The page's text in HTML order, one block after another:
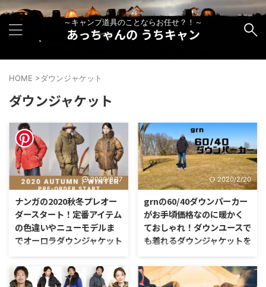
～キャンプ道具のことならお任せ？！～
あっちゃんの うちキャン
HOME >ダウンジャケット
ダウンジャケット
2020/8/17
ナンガの2020秋冬プレオー
ダースタート！定番アイテム
の色違いやニューモデルま
でオーロラダウンジャケット
ちにチェックして予約して
おこう！
2020/2/20
grnの60/40ダウンパーカー
がお手頃価格なのに暖かく
ておしゃれ！ダウンユースで
も着れるダウンジャケットを
ちょっとキャンプに行った気分に
なる為に、部屋にコットを広げて